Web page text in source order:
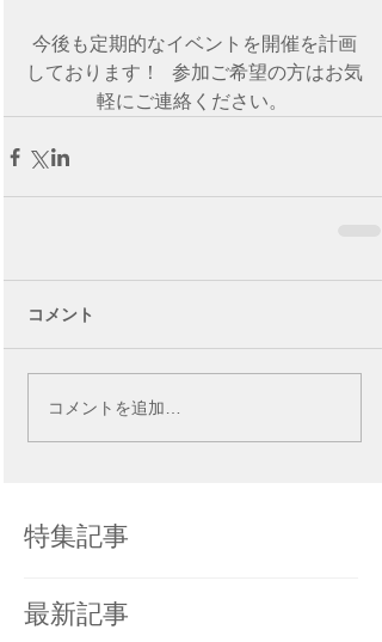
今後も定期的なイベントを開催を計画
しております！  参加ご希望の方はお気
軽にご連絡ください。
コメント
コメントを追加…
特集記事
最新記事